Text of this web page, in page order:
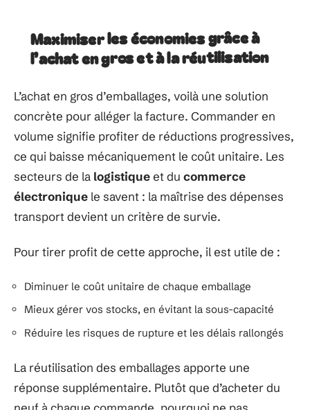
Maximiser les économies grâce à
l’achat en gros et à la réutilisation
L’achat en gros d’emballages, voilà une solution
concrète pour alléger la facture. Commander en
volume signifie profiter de réductions progressives,
ce qui baisse mécaniquement le coût unitaire. Les
secteurs de la logistiqueet du commerce
électronique le savent : la maîtrise des dépenses
transport devient un critère de survie.
Pour tirer profit de cette approche, il est utile de :
Diminuer le coût unitaire de chaque emballage
Mieux gérer vos stocks, en évitant la sous-capacité
Réduire les risques de rupture et les délais rallongés
La réutilisation des emballages apporte une
réponse supplémentaire. Plutôt que d’acheter du